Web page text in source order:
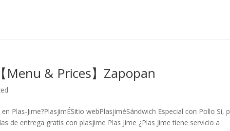
Menu & Prices】Zapopan
Plas-Jime?PlasjimÉSitio webPlasjiméSándwich Especial con Pollo Sí,
de entrega gratis con plasjime Plas Jime ¿Plas Jime tiene servicio a